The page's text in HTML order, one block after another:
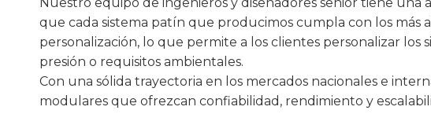
que cada sistema patín que producimos cumpla con los más
personalización, lo que permite a los clientes personalizar los
presión o requisitos ambientales.
Con una sólida trayectoria en los mercados nacionales e
modulares que ofrezcan confiabilidad, rendimiento y